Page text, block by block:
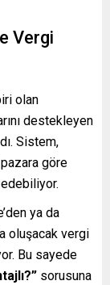
Vergi
olan
destekleyen
Sistem,
göre
ya da
oluşacak vergi
Bu sayede
sorusuna